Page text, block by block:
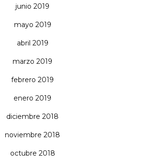
junio 2019
mayo 2019
abril 2019
marzo 2019
febrero 2019
enero 2019
diciembre 2018
noviembre 2018
octubre 2018